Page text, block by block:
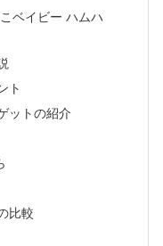
ベイビー ハムハ
ト
ットの紹介
比較